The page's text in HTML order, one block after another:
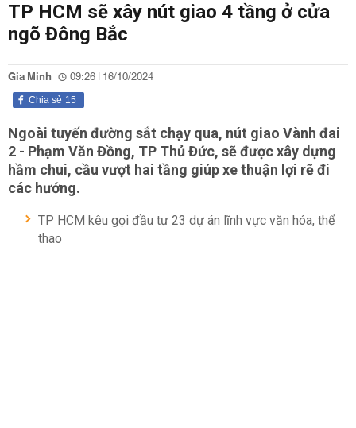
TP HCM sẽ xây nút giao 4 tầng ở cửa
ngõ Đông Bắc
Gia Minh 09:26 | 16/10/2024
15
Chia sẻ
Ngoài tuyến đường sắt chạy qua, nút giao Vành đai
2 - Phạm Văn Đồng, TP Thủ Đức, sẽ được xây dựng
hầm chui, cầu vượt hai tầng giúp xe thuận lợi rẽ đi
các hướng.
TP HCM kêu gọi đầu tư 23 dự án lĩnh vực văn hóa, thể
thao